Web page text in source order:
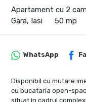
Apartament cu 2
Gara, Iasi
50 mp
WhatsApp
Disponibil cu mutare
cu bucataria open-
situat in cadrul